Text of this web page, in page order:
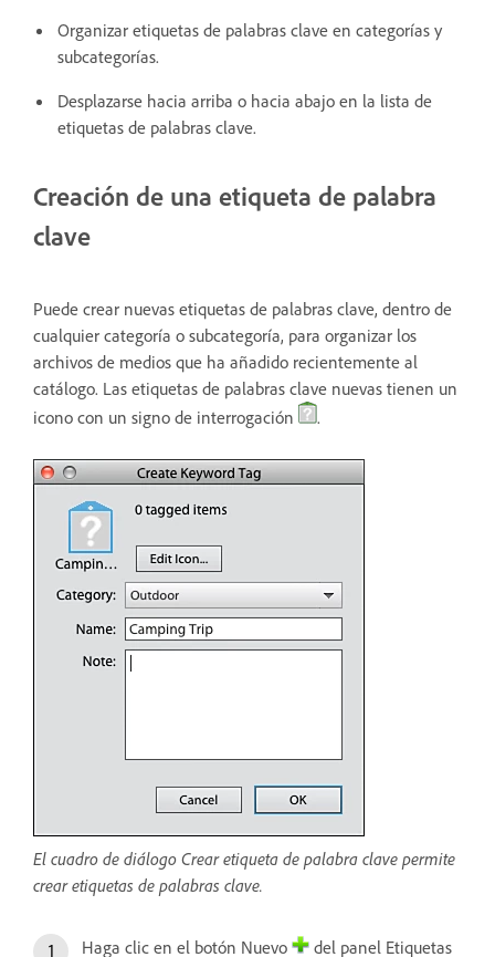
Organizar etiquetas de palabras clave en categorías y
subcategorías.
Desplazarse hacia arriba o hacia abajo en la lista de
etiquetas de palabras clave.
Creación de una etiqueta de palabra
clave
Puede crear nuevas etiquetas de palabras clave, dentro de
cualquier categoría o subcategoría, para organizar los
archivos de medios que ha añadido recientemente al
catálogo. Las etiquetas de palabras clave nuevas tienen un
icono con un signo de interrogación
.
El cuadro de diálogo Crear etiqueta de palabra clave permite
crear etiquetas de palabras clave.
Haga clic en el botón Nuevo del panel Etiquetas